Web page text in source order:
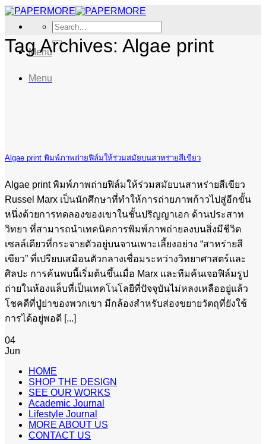
Skip
content
Search
for:
Menu
Menu
Tag Archives: Algae print
Algae print พิมพ์ภาพถ่ายฟิล์มให้ร่วมสมัยบนสาหร่ายสีเขียว
Algae print พิมพ์ภาพถ่ายฟิล์มให้ร่วมสมัยบนสาหร่ายสีเขียว
Russel Marx เป็นนักศึกษาที่ทำให้การถ่ายภาพก้าวไปสู่อีกขั้น
หนึ่งด้วยการทดลองของเขาในชั้นปริญญาเอก ด้านประสาท
วิทยา ที่สามารถนำเทคนิคการพิมพ์ภาพถ่ายลงบนสิ่งมีชีวิต
เซลล์เดียวที่กระจายตัวอยู่บนจานเพาะเลี้ยงอย่าง “สาหร่ายสี
เขียว” ที่เปรียบเสมือนตัวกลางเชื่อมระหว่างวิทยาศาสตร์และ
ศิลปะ การค้นพบนี้เริ่มต้นขึ้นเมื่อ Marx และทีมค้นเจอฟิล์มรูป
ถ่ายในห้องแล็บที่เป็นเทคโนโลยีที่ปัจจุบันไม่หลงเหลืออยู่แล้ว
โชคดีที่ปู่ย่าของพวกเขา มีกล้องสำหรับส่องขยายวัตถุที่ยังใช้
การได้อยู่พอดี [...]
04
Jun
HOME
SHOP THE DESIGN
SEE OUR WORKS
Academic Journal
Lifestyle Journal
MORE ABOUT US
CONTACT US